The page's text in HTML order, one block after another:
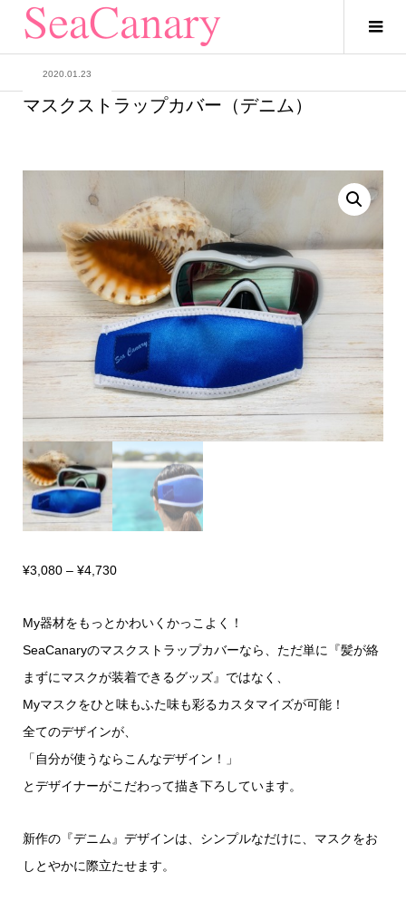
2020.01.23
マスクストラップカバー（デニム）
¥3,080 – ¥4,730価
帯:
¥3,080
–
¥4,730
My器材をもっとかわいくかっこよく！
SeaCanaryのマスクストラップカバーなら、ただ単に『髪が絡
まずにマスクが装着できるグッズ』ではなく、
Myマスクをひと味もふた味も彩るカスタマイズが可能！
全てのデザインが、
「自分が使うならこんなデザイン！」
とデザイナーがこだわって描き下ろしています。
新作の『デニム』デザインは、シンプルなだけに、マスクをお
しとやかに際立たせます。